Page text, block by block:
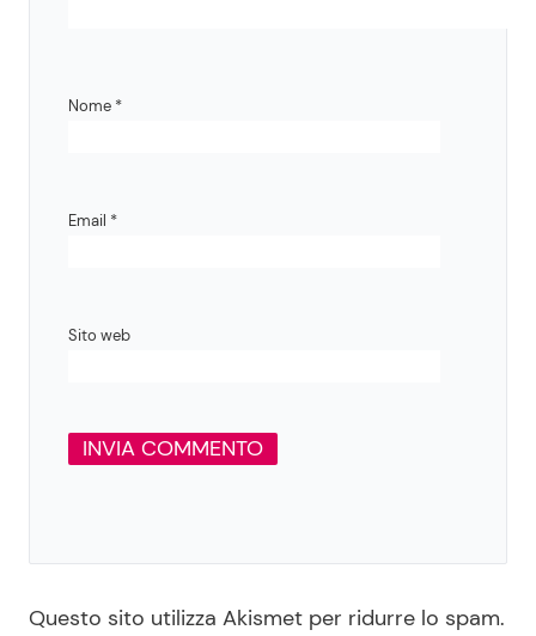
Nome *
Email *
Sito web
Questo sito utilizza Akismet per ridurre lo spam.